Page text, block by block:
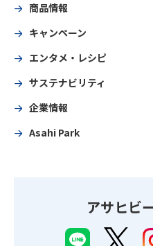
商品情報
キャンペーン
エンタメ・レシピ
サステナビリティ
企業情報
Asahi Park
アサヒビ